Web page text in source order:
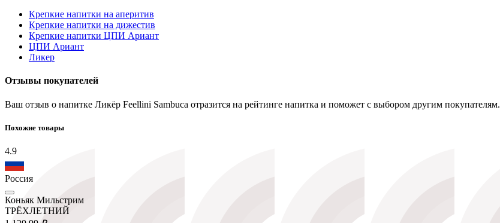
Крепкие напитки на аперитив
Крепкие напитки на дижестив
Крепкие напитки ЦПИ Ариант
ЦПИ Ариант
Ликер
Отзывы покупателей
Ваш отзыв о напитке Ликёр Feellini Sambuca отразится на рейтинге напитка и поможет с выбором другим покупателям.
Похожие товары
4.9
Россия
Коньяк Мильстрим
ТРЁХЛЕТНИЙ